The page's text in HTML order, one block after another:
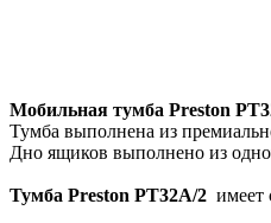
Мобильная тумба Preston
Тумба выполнена из
Дно ящиков выполнено из
Тумба Preston PT32A/2 имеет